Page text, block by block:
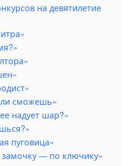
на девятилетие
сможешь»
надует шар?»
пуговица»
— по ключику»